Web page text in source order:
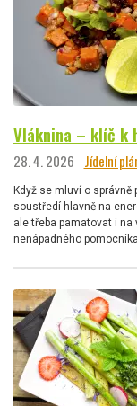
Vláknina – klíč k
28. 4. 2026 Jídelní
Když se mluví o
soustředí hlavně na
ale třeba pamatovat i na
nenápadného